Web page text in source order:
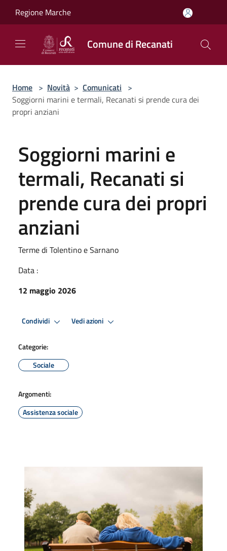
Regione Marche
Comune di Recanati
Home > Novità > Comunicati >
Soggiorni marini e termali, Recanati si prende cura dei
propri anziani
Soggiorni marini e
termali, Recanati si
prende cura dei propri
anziani
Terme di Tolentino e Sarnano
Data :
12 maggio 2026
Condividi Vedi azioni
Categorie:
Sociale
Argomenti:
Assistenza sociale